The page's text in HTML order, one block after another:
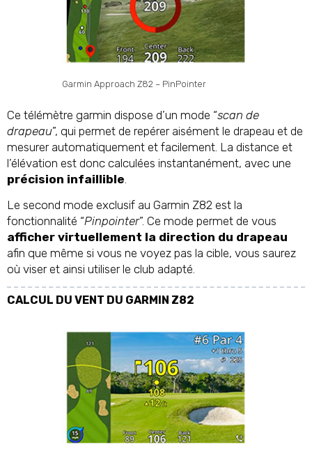
Garmin Approach Z82 – PinPointer
Ce télémètre garmin dispose d’un mode “scan de
drapeau”, qui permet de repérer aisément le drapeau et de
mesurer automatiquement et facilement. La distance et
l’élévation est donc calculées instantanément, avec une
précision infaillible.
Le second mode exclusif au Garmin Z82 est la
fonctionnalité “Pinpointer”. Ce mode permet de vous
afficher virtuellement la direction du drapeau
afin que même si vous ne voyez pas la cible, vous saurez
où viser et ainsi utiliser le club adapté.
CALCUL DU VENT DU GARMIN Z82